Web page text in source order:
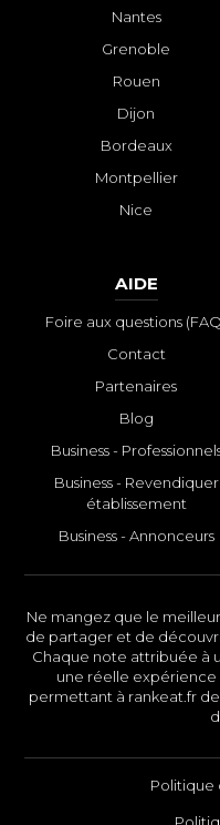
Nantes
Grenoble
Rouen
Dijon
Bordeaux
Montpellier
Nice
AIDE
Foire aux questions
Contact
Partenaires
Blog
Business -
Business - Revendiquer
établissement
Business - Annonceurs
Ne mangez que le
de partager et de
Chaque note attribuée à
une réelle
permettant à rankeat.fr
Politique